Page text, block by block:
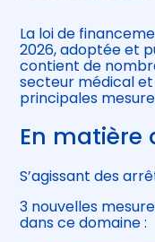
Être prêt pour la
électronique
La loi de
2026, adoptée et
contient de
secteur médical
principales
En matière
S’agissant des
3 nouvelles
dans ce domaine :